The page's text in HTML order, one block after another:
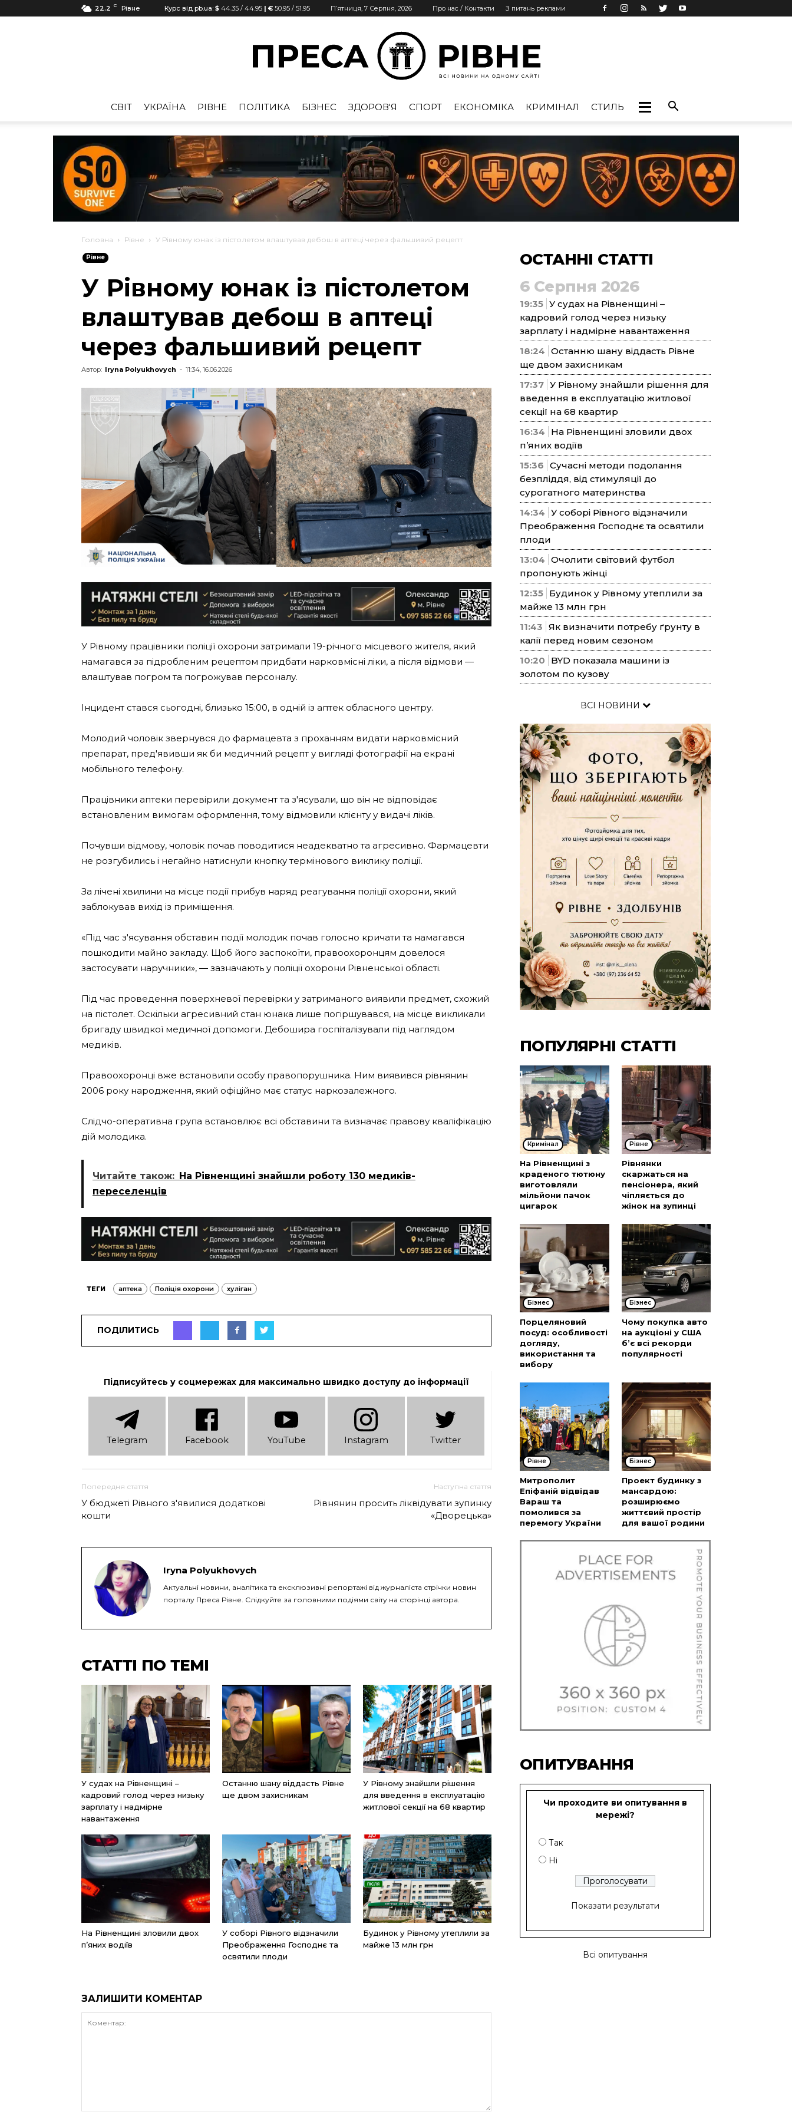
22.2 C Рівне Курс від pb.ua: $ 44.35 / 44.95 | € 50.95 / 51.95 П’ятниця, 7 Серпня, 2026 Про нас / Контакти З питань реклами
Рівне
CВІТ УКРАЇНА РІВНЕ ПОЛІТИКА БІЗНЕС ЗДОРОВ'Я СПОРТ ЕКОНОМІКА КРИМІНАЛ СТИЛЬ
Головна Рівне У Рівному юнак із пістолетом влаштував дебош в аптеці через фальшивий рецепт
Рівне
У Рівному юнак із пістолетом
влаштував дебош в аптеці
через фальшивий рецепт
Автор: Iryna Polyukhovych - 11:34, 16.06.2026
У Рівному працівники поліції охорони затримали 19-річного місцевого жителя, який
намагався за підробленим рецептом придбати нарковмісні ліки, а після відмови —
влаштував погром та погрожував персоналу.
Інцидент стався сьогодні, близько 15:00, в одній із аптек обласного центру.
Молодий чоловік звернувся до фармацевта з проханням видати нарковмісний
препарат, пред'явивши як би медичний рецепт у вигляді фотографії на екрані
мобільного телефону.
Працівники аптеки перевірили документ та з'ясували, що він не відповідає
встановленим вимогам оформлення, тому відмовили клієнту у видачі ліків.
Почувши відмову, чоловік почав поводитися неадекватно та агресивно. Фармацевти
не розгубились і негайно натиснули кнопку термінового виклику поліції.
За лічені хвилини на місце події прибув наряд реагування поліції охорони, який
заблокував вихід із приміщення.
«Під час з'ясування обставин події молодик почав голосно кричати та намагався
пошкодити майно закладу. Щоб його заспокоїти, правоохоронцям довелося
застосувати наручники», — зазначають у поліції охорони Рівненської області.
Під час проведення поверхневої перевірки у затриманого виявили предмет, схожий
на пістолет. Оскільки агресивний стан юнака лише погіршувався, на місце викликали
бригаду швидкої медичної допомоги. Дебошира госпіталізували під наглядом
медиків.
Правоохоронці вже встановили особу правопорушника. Ним виявився рівнянин
2006 року народження, який офіційно має статус наркозалежного.
Слідчо-оперативна група встановлює всі обставини та визначає правову кваліфікацію
дій молодика.
Читайте також: На Рівненщині знайшли роботу 130 медиків-
переселенців
ТЕГИ аптека Поліція охорони хуліган
ПОДІЛИТИСЬ
Підписуйтесь у соцмережах для максимально швидко доступу до інформації
Telеgram Facebook YouTube Instagram Twitter
Попередня стаття
У бюджеті Рівного з'явилися додаткові
кошти
Наступна стаття
Рівнянин просить ліквідувати зупинку
«Дворецька»
Iryna Polyukhovych
Актуальні новини, аналітика та ексклюзивні репортажі від журналіста стрічки новин
порталу Преса Рівне. Слідкуйте за головними подіями світу на сторінці автора.
СТАТТІ ПО ТЕМІ
У судах на Рівненщині –
кадровий голод через низьку
зарплату і надмірне
навантаження
Останню шану віддасть Рівне
ще двом захисникам
У Рівному знайшли рішення
для введення в експлуатацію
житлової секції на 68 квартир
На Рівненщині зловили двох
п’яних водіїв
У соборі Рівного відзначили
Преображення Господнє та
освятили плоди
Будинок у Рівному утеплили за
майже 13 млн грн
ЗАЛИШИТИ КОМЕНТАР
ОСТАННІ СТАТТІ
6 Серпня 2026
19:35 У судах на Рівненщині –
кадровий голод через низьку
зарплату і надмірне навантаження
18:24 Останню шану віддасть Рівне
ще двом захисникам
17:37 У Рівному знайшли рішення для
введення в експлуатацію житлової
секції на 68 квартир
16:34
На Рівненщині зловили двох
п’яних водіїв
15:36 Сучасні методи подолання
безпліддя, від стимуляції до
сурогатного материнства
14:34 У соборі Рівного відзначили
Преображення Господнє та освятили
плоди
13:04 Очолити світовий футбол
пропонують жінці
12:35 Будинок у Рівному утеплили за
майже 13 млн грн
11:43 Як визначити потребу ґрунту в
калії перед новим сезоном
10:20
BYD показала машини із
золотом по кузову
ВСІ НОВИНИ
ПОПУЛЯРНІ СТАТТІ
Кримінал
На Рівненщині з
краденого тютюну
виготовляли
мільйони пачок
цигарок
Рівне
Рівнянки
скаржаться на
пенсіонера, який
чіпляється до
жінок на зупинці
Бізнес
Порцеляновий
посуд: особливості
догляду,
використання та
вибору
Бізнес
Чому покупка авто
на аукціоні у США
б’є всі рекорди
популярності
Рівне
Митрополит
Епіфаній відвідав
Вараш та
помолився за
перемогу України
Бізнес
Проект будинку з
мансардою:
розширюємо
життєвий простір
для вашої родини
ОПИТУВАННЯ
Чи проходите ви опитування в
мережі?
Так
Ні
Показати результати
Всі опитування